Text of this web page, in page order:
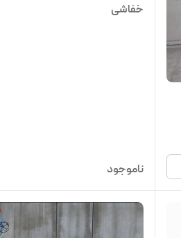
خفاشی
ناموجود